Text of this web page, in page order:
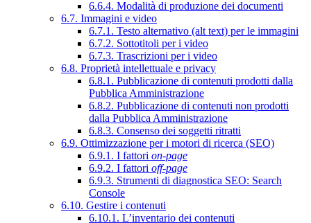
6.6.4. Modalità di produzione dei documenti
6.7. Immagini e video
6.7.1. Testo alternativo (alt text) per le immagini
6.7.2. Sottotitoli per i video
6.7.3. Trascrizioni per i video
6.8. Proprietà intellettuale e privacy
6.8.1. Pubblicazione di contenuti prodotti dalla
Pubblica Amministrazione
6.8.2. Pubblicazione di contenuti non prodotti
dalla Pubblica Amministrazione
6.8.3. Consenso dei soggetti ritratti
6.9. Ottimizzazione per i motori di ricerca (SEO)
6.9.1. I fattori on-page
6.9.2. I fattori off-page
6.9.3. Strumenti di diagnostica SEO: Search
Console
6.10. Gestire i contenuti
6.10.1. L’inventario dei contenuti